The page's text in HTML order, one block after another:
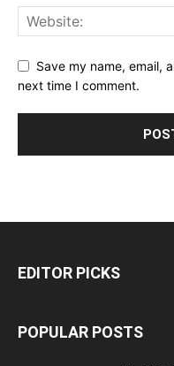
Save my name, email,
next time I comment.
EDITOR PICKS
POPULAR POSTS